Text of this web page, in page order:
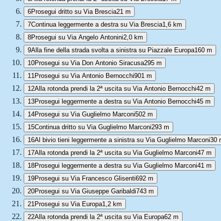
6Prosegui dritto su Via Brescia21 m
7Continua leggermente a destra su Via Brescia1,6 km
8Prosegui su Via Angelo Antonini2,0 km
9Alla fine della strada svolta a sinistra su Piazzale Europa160 m
10Prosegui su Via Don Antonio Siracusa295 m
11 Prosegui su Via Antonio Bernocchi901 m
12Alla rotonda prendi la 2ª uscita su Via Antonio Bernocchi42 m
13Prosegui leggermente a destra su Via Antonio Bernocchi45 m
14Prosegui su Via Guglielmo Marconi502 m
15Continua dritto su Via Guglielmo Marconi293 m
16Al bivio tieni leggermente a sinistra su Via Guglielmo Marconi30
17Alla rotonda prendi la 2ª uscita su Via Guglielmo Marconi47 m
18Prosegui leggermente a destra su Via Guglielmo Marconi41 m
19Prosegui su Via Francesco Glisenti692 m
20Prosegui su Via Giuseppe Garibaldi743 m
21 Prosegui su Via Europa1,2 km
22Alla rotonda prendi la 2ª uscita su Via Europa62 m